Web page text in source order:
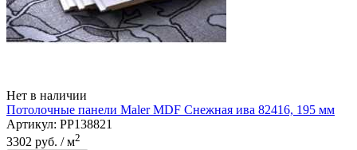
Нет в наличии
Потолочные панели Maler MDF Снежная ива 82416, 195 мм
Артикул: PP138821
3302 руб. / м2